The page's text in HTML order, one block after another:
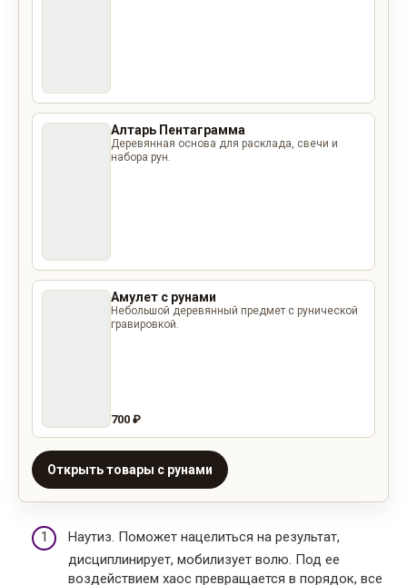
Алтарь Пентаграмма
Деревянная основа для расклада, свечи и
набора рун.
Амулет с рунами
Небольшой деревянный предмет с рунической
гравировкой.
700 ₽
Открыть товары с рунами
Наутиз. Поможет нацелиться на результат,
дисциплинирует, мобилизует волю. Под ее
воздействием хаос превращается в порядок, все